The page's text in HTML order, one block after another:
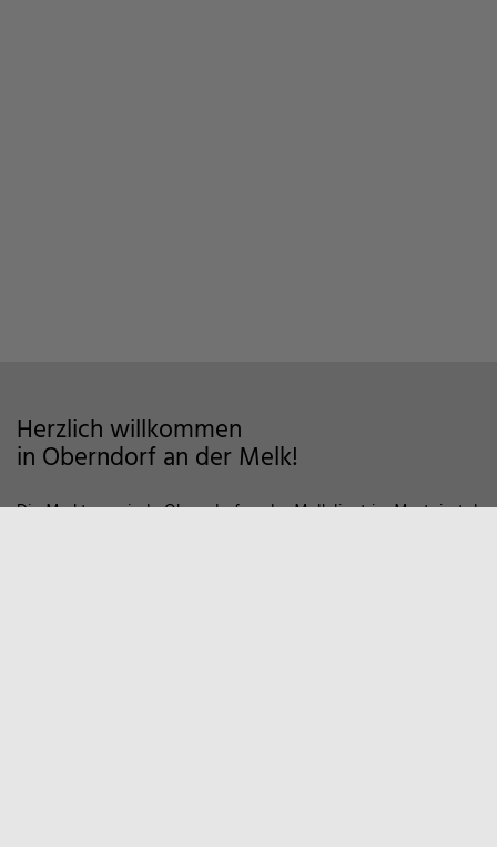
Herzlich willkommen
in Oberndorf an der Melk!
Die Marktgemeinde Oberndorf an der Melk liegt im Mostviertel